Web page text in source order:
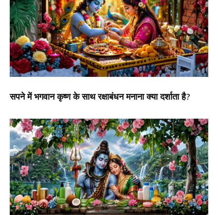
सपने में भगवान कृष्ण के साथ रक्षाबंधन मनाना क्या दर्शाता है?